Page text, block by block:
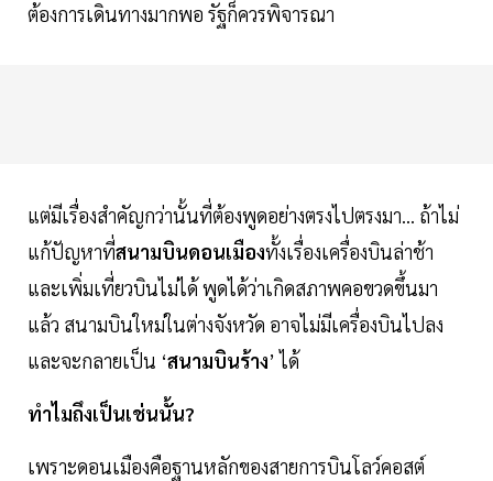
ต้องการเดินทางมากพอ รัฐก็ควรพิจารณา
แต่มีเรื่องสำคัญกว่านั้นที่ต้องพูดอย่างตรงไปตรงมา... ถ้าไม่
แก้ปัญหาที่สนามบินดอนเมืองทั้งเรื่องเครื่องบินล่าช้า
และเพิ่มเที่ยวบินไม่ได้ พูดได้ว่าเกิดสภาพคอขวดขึ้นมา
แล้ว สนามบินใหม่ในต่างจังหวัด อาจไม่มีเครื่องบินไปลง
และจะกลายเป็น ‘สนามบินร้าง’ ได้
ทำไมถึงเป็นเช่นนั้น?
เพราะดอนเมืองคือฐานหลักของสายการบินโลว์คอสต์